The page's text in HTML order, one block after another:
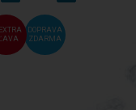
DOPRAVA
ZDARMA